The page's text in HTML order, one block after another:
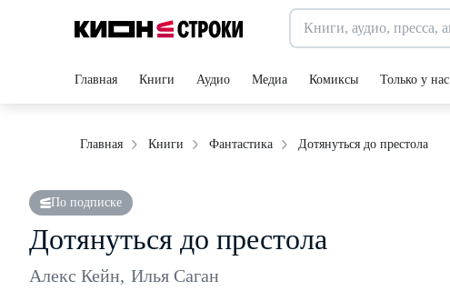
Главная Книги Аудио Медиа Комиксы Только у нас
Главная Книги Фантастика Дотянуться до престола
По подписке
Дотянуться до престола
Алекс Кейн, Илья Саган